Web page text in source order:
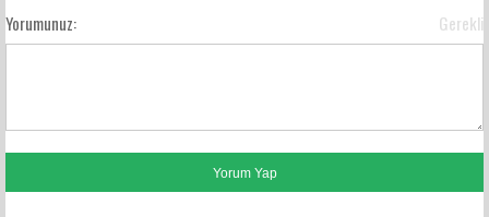
Yorumunuz: Gerekli